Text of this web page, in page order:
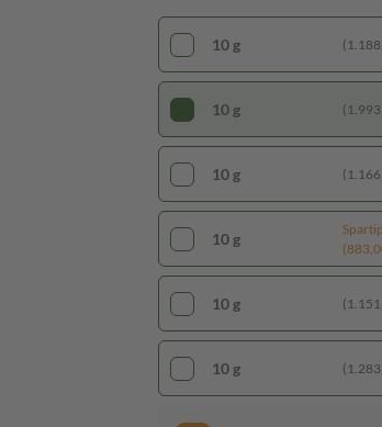
10 g
10 g
10 g
10 g
10 g
10 g